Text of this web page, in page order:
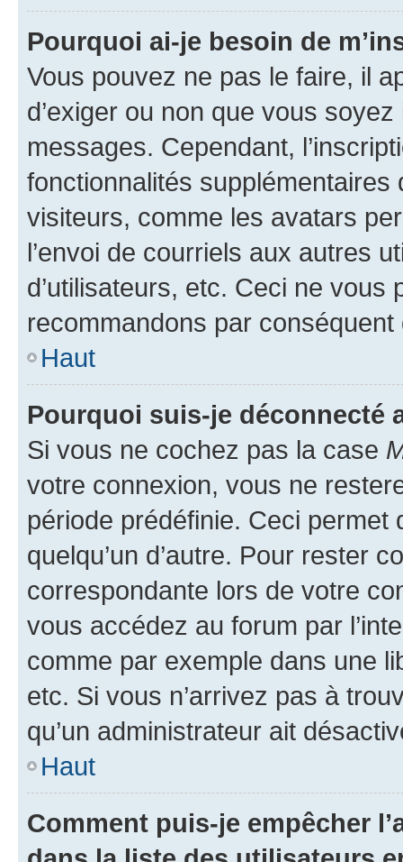
Pourquoi ai-je besoin de
Vous pouvez ne pas le faire, il
d’exiger ou non que vous
messages. Cependant,
fonctionnalités
visiteurs, comme les avatars
l’envoi de courriels aux autres
d’utilisateurs, etc. Ceci ne vous
recommandons par conséquent
Haut
Pourquoi suis-je déconnecté
Si vous ne cochez pas la case
votre connexion, vous ne
période prédéfinie. Ceci permet
quelqu’un d’autre. Pour rester
correspondante lors de votre
vous accédez au forum par
comme par exemple dans une
etc. Si vous n’arrivez pas à
qu’un administrateur ait
Haut
Comment puis-je empêcher